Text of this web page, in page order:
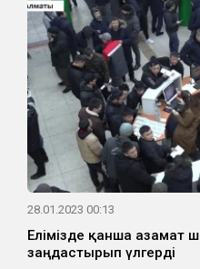
28.01.2023 00:13
Елімізде қанша азамат
заңдастырып үлгерді